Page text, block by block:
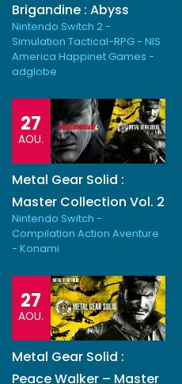
Brigandine : Abyss
Nintendo Switch 2 -
Simulation Tactical-RPG - NIS
America Happinet Games -
adglobe
27
AOU.
Metal Gear Solid :
Master Collection Vol. 2
Nintendo Switch -
Compilation Action Aventure
- Konami
27
AOU.
Metal Gear Solid :
Peace Walker – Master